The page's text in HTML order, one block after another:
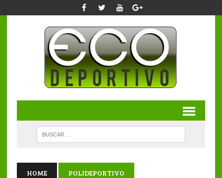
HOME POLIDEPORTIVO